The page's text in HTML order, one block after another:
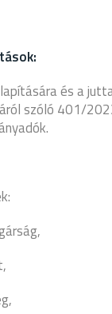
és a
szóló 401/